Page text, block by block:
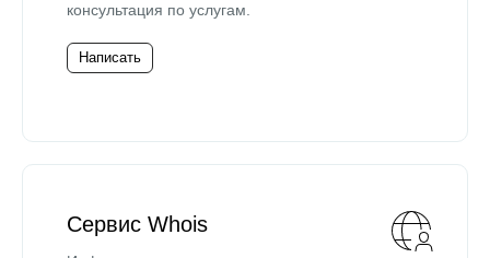
консультация по услугам.
Написать
Сервис Whois